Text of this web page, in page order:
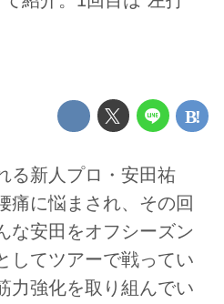
る新人プロ・安田祐
痛に悩まされ、その回
な安田をオフシーズン
してツアーで戦ってい
力強化を取り組んでい